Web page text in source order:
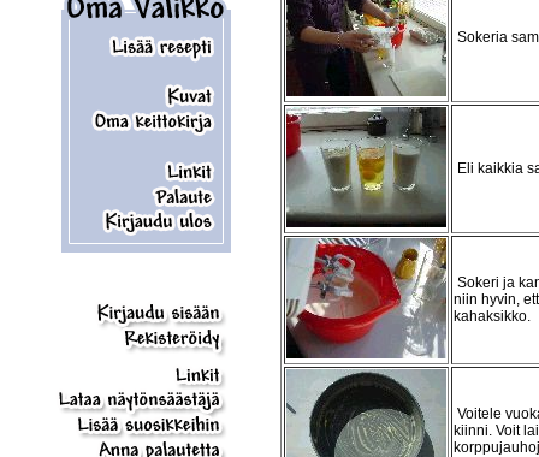
Sokeria
Eli kaikkia
Sokeri ja
niin hyvin,
kahaksikko.
Voitele
kiinni. Voit